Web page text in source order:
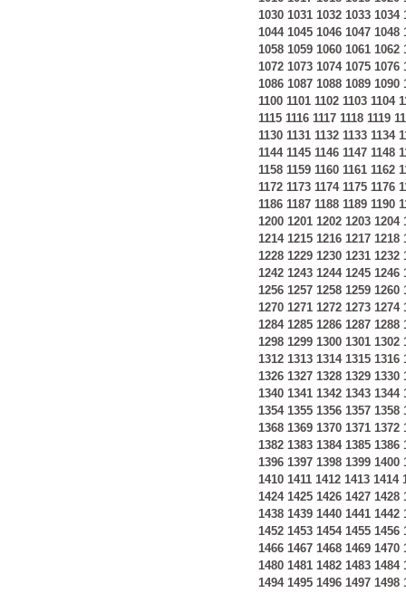
1030 1031 1032 1033 1034
1044 1045 1046 1047 1048
1058 1059 1060 1061 1062
1072 1073 1074 1075 1076
1086 1087 1088 1089 1090
1100 1101 1102 1103 1104
1115 1116 1117 1118 1119
1130 1131 1132 1133 1134
1144 1145 1146 1147 1148
1158 1159 1160 1161 1162
1172 1173 1174 1175 1176
1186 1187 1188 1189 1190
1200 1201 1202 1203 1204
1214 1215 1216 1217 1218
1228 1229 1230 1231 1232
1242 1243 1244 1245 1246
1256 1257 1258 1259 1260
1270 1271 1272 1273 1274
1284 1285 1286 1287 1288
1298 1299 1300 1301 1302
1312 1313 1314 1315 1316
1326 1327 1328 1329 1330
1340 1341 1342 1343 1344
1354 1355 1356 1357 1358
1368 1369 1370 1371 1372
1382 1383 1384 1385 1386
1396 1397 1398 1399 1400
1410 1411 1412 1413 1414
1424 1425 1426 1427 1428
1438 1439 1440 1441 1442
1452 1453 1454 1455 1456
1466 1467 1468 1469 1470
1480 1481 1482 1483 1484
1494 1495 1496 1497 1498